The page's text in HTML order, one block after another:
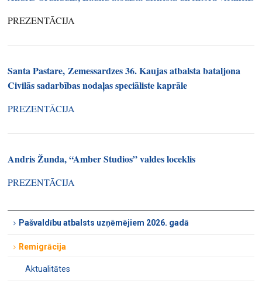
PREZENTĀCIJA
Santa Pastare, Zemessardzes 36. Kaujas atbalsta bataljona
Civilās sadarbības nodaļas speciāliste kaprāle
PREZENTĀCIJA
Andris Žunda, “Amber Studios” valdes loceklis
PREZENTĀCIJA
Pašvaldību atbalsts uzņēmējiem 2026. gadā
Remigrācija
Aktualitātes